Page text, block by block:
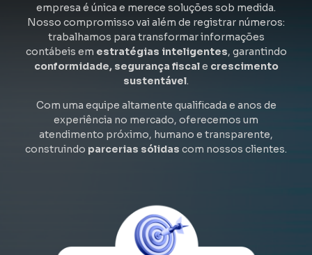
empresa é única e merece soluções sob medida.
Nosso compromisso vai além de registrar números:
trabalhamos para transformar informações
contábeis em estratégias inteligentes, garantindo
conformidade, segurança fiscale crescimento
sustentável.
Com uma equipe altamente qualificada e anos de
experiência no mercado, oferecemos um
atendimento próximo, humano e transparente,
construindo parcerias sólidas com nossos clientes.